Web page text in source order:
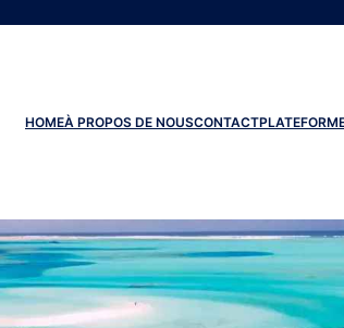
HOMEÀ PROPOS DE NOUSCONTACT